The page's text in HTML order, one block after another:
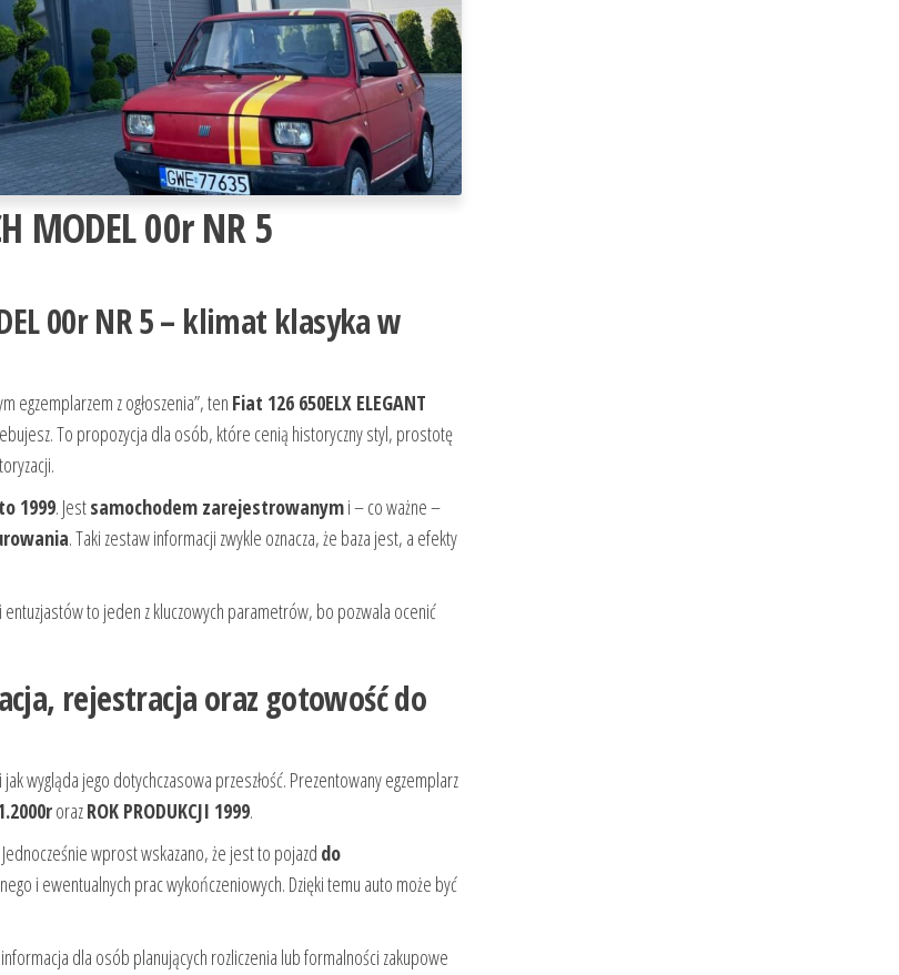
MODEL 00r NR 5
00r NR 5 – klimat klasyka w
egzemplarzem z ogłoszenia”, ten Fiat 126 650ELX ELEGANT
To propozycja dla osób, które cenią historyczny styl, prostotę
1999. Jestsamochodem zarejestrowanymi – co ważne –
. Taki zestaw informacji zwykle oznacza, że baza jest, a efekty
to jeden z kluczowych parametrów, bo pozwala ocenić
rejestracja oraz gotowość do
wygląda jego dotychczasowa przeszłość. Prezentowany egzemplarz
orazROK PRODUKCJI 1999.
Jednocześnie wprost wskazano, że jest to pojazd do
i ewentualnych prac wykończeniowych. Dzięki temu auto może być
dla osób planujących rozliczenia lub formalności zakupowe